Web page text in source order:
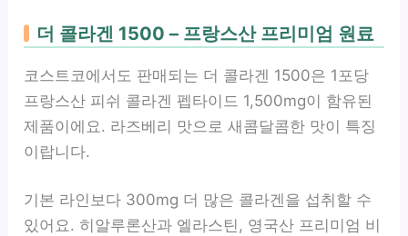
더 콜라겐 1500 – 프랑스산 프리미엄 원료
코스트코에서도 판매되는 더 콜라겐 1500은 1포당
프랑스산 피쉬 콜라겐 펩타이드 1,500mg이 함유된
제품이에요. 라즈베리 맛으로 새콤달콤한 맛이 특징
이랍니다.
기본 라인보다 300mg 더 많은 콜라겐을 섭취할 수
있어요. 히알루론산과 엘라스틴, 영국산 프리미엄 비